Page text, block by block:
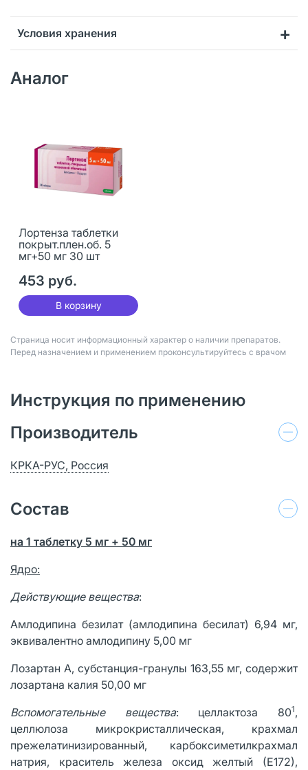
Условия хранения
Аналог
Лортенза таблетки
покрыт.плен.об. 5
мг+50 мг 30 шт
453 руб.
В корзину
Страница носит информационный характер о наличии препаратов.
Перед назначением и применением проконсультируйтесь с врачом
Инструкция по применению
Производитель
КРКА-РУС, Россия
Состав
на 1 таблетку 5 мг + 50 мг
Ядро:
Действующие вещества:
Амлодипина безилат (амлодипина бесилат) 6,94 мг,
эквивалентно амлодипину 5,00 мг
Лозартан А, субстанция-гранулы 163,55 мг, содержит
лозартана калия 50,00 мг
Вспомогательные вещества: целлактоза 801,
целлюлоза микрокристаллическая, крахмал
прежелатинизированный, карбоксиметилкрахмал
натрия, краситель железа оксид желтый (Е172),